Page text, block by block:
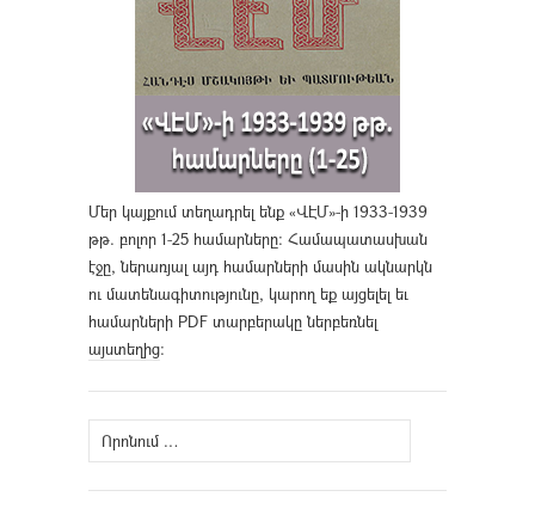
Մեր կայքում տեղադրել ենք «ՎԷՄ»-ի 1933-1939
թթ. բոլոր 1-25 համարները։ Համապատասխան
էջը, ներառյալ այդ համարների մասին ակնարկն
ու մատենագիտությունը, կարող եք այցելել եւ
համարների PDF տարբերակը ներբեռնել
այստեղից։
Որոնել՝